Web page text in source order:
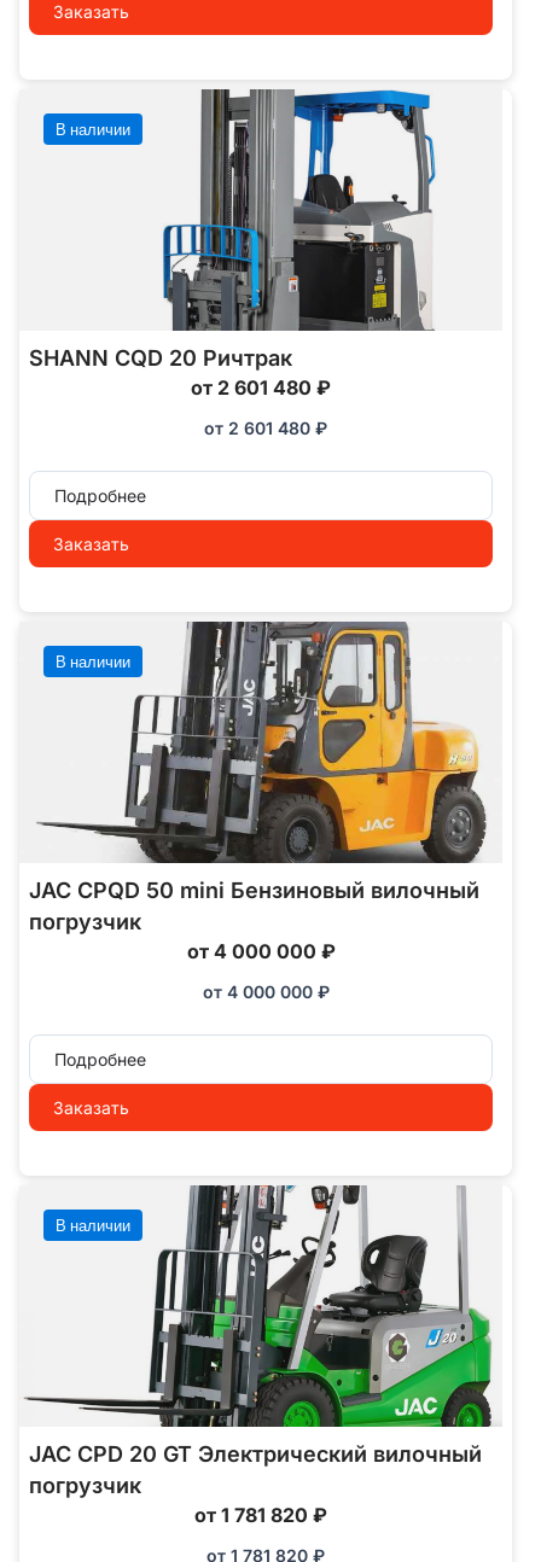
Заказать
В наличии
SHANN CQD 20 Ричтрак
от 2 601 480 ₽
от 2 601 480 ₽
Подробнее
Заказать
В наличии
JAC CPQD 50 mini Бензиновый вилочный
погрузчик
от 4 000 000 ₽
от 4 000 000 ₽
Подробнее
Заказать
В наличии
JAC CPD 20 GT Электрический вилочный
погрузчик
от 1 781 820 ₽
от 1 781 820 ₽